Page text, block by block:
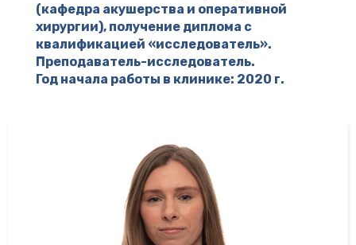
(кафедра акушерства и оперативной
хирургии), получение диплома с
квалификацией «исследователь».
Преподаватель-исследователь.
Год начала работы в клинике: 2020 г.